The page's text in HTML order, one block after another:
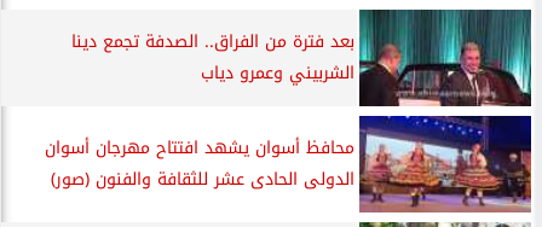
بعد فترة من الفراق.. الصدفة تجمع دينا
الشربيني وعمرو دياب
محافظ أسوان يشهد افتتاح مهرجان أسوان
الدولى الحادى عشر للثقافة والفنون (صور)